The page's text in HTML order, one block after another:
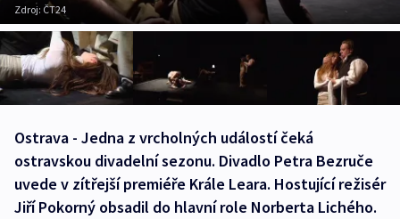
Zdroj: ČT24
Ostrava - Jedna z vrcholných událostí čeká
ostravskou divadelní sezonu. Divadlo Petra Bezruče
uvede v zítřejší premiéře Krále Leara. Hostující režisér
Jiří Pokorný obsadil do hlavní role Norberta Lichého.